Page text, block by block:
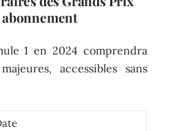
abonnement
1 en 2024 comprendra
accessibles sans